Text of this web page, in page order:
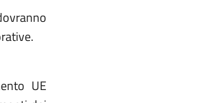
UE